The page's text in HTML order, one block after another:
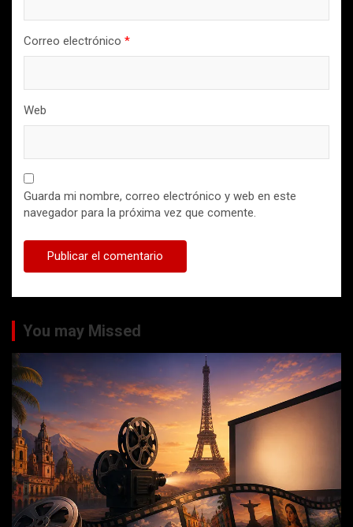
Correo electrónico *
Web
Guarda mi nombre, correo electrónico y web en este
navegador para la próxima vez que comente.
You may Missed